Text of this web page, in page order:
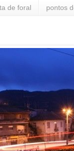
de foral pontos